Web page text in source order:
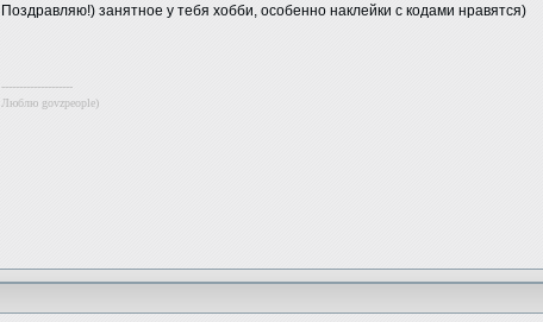
Поздравляю!) занятное у тебя хобби, особенно наклейки с кодами нравятся)
--------------------
Люблю govzpeople)